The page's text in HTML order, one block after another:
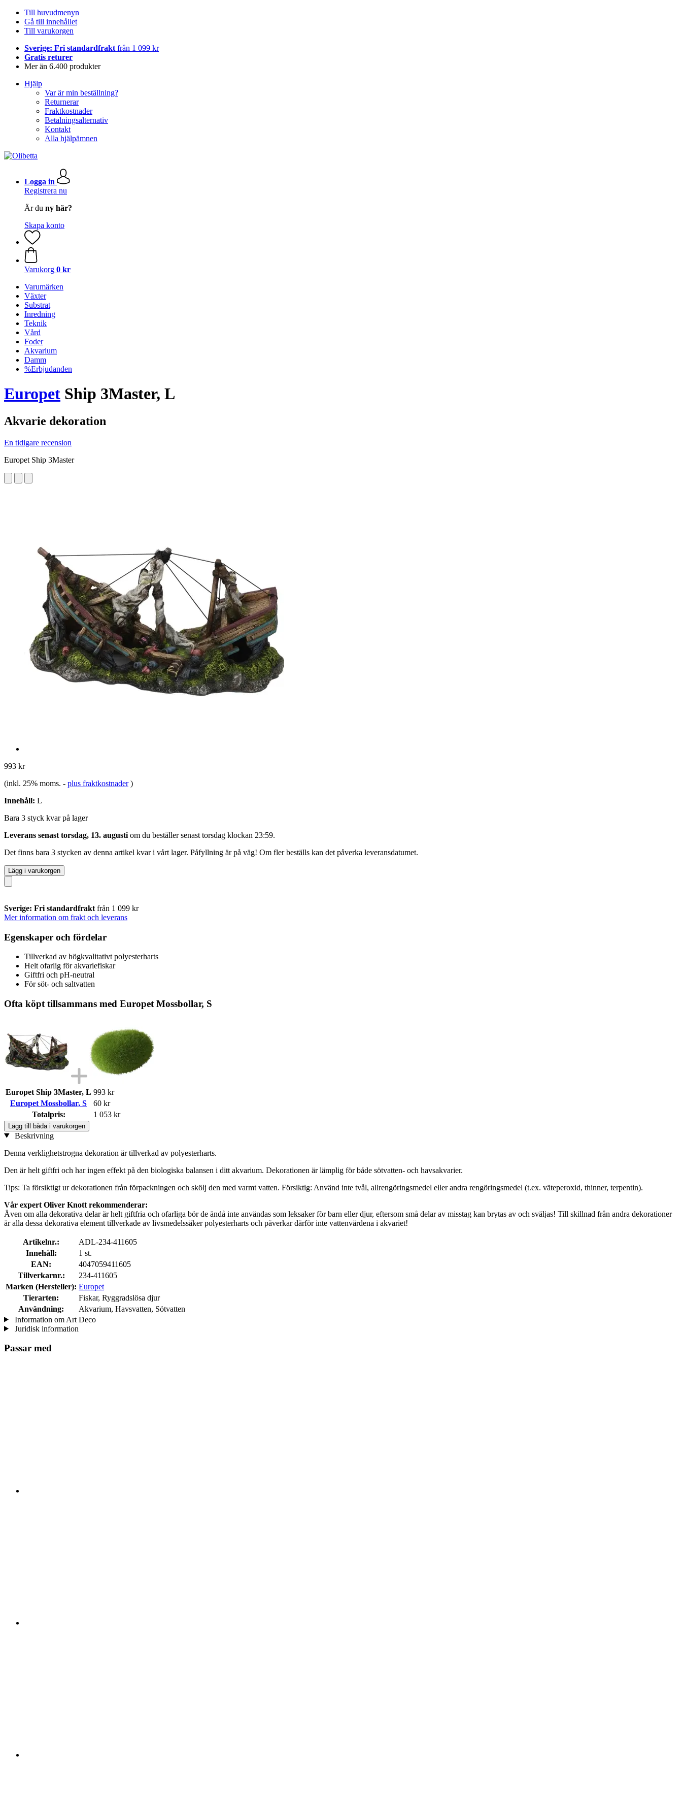
Till huvudmenyn
Gå till innehållet
Till varukorgen
Sverige: Fri standardfrakt från 1 099 kr
Gratis returer
Mer än 6.400 produkter
Hjälp
Var är min beställning?
Returnerar
Fraktkostnader
Betalningsalternativ
Kontakt
Alla hjälpämnen
Logga in
Registrera nu
Är du ny här?
Skapa konto
Varukorg 0 kr
Varumärken
Växter
Substrat
Inredning
Teknik
Vård
Foder
Akvarium
Damm
%Erbjudanden
Europet Ship 3Master, L
Akvarie dekoration
En tidigare recension
Europet Ship 3Master
993 kr
(inkl. 25% moms. - plus fraktkostnader )
Innehåll: L
Bara 3 styck kvar på lager
Leverans senast torsdag, 13. augusti om du beställer senast torsdag klockan 23:59.
Det finns bara 3 stycken av denna artikel kvar i vårt lager. Påfyllning är på väg! Om fler beställs kan det påverka leveransdatumet.
Lägg i varukorgen
Sverige: Fri standardfrakt från 1 099 kr
Mer information om frakt och leverans
Egenskaper och fördelar
Tillverkad av högkvalitativt polyesterharts
Helt ofarlig för akvariefiskar
Giftfri och pH-neutral
För söt- och saltvatten
Ofta köpt tillsammans med Europet Mossbollar, S
Europet Ship 3Master, L 993 kr
Europet Mossbollar, S
60 kr
Totalpris:
1 053 kr
Lägg till båda i varukorgen
Beskrivning
Denna verklighetstrogna dekoration är tillverkad av polyesterharts.
Den är helt giftfri och har ingen effekt på den biologiska balansen i ditt akvarium. Dekorationen är lämplig för både sötvatten- och havsakvarier.
Tips: Ta försiktigt ur dekorationen från förpackningen och skölj den med varmt vatten. Försiktig: Använd inte tvål, allrengöringsmedel eller andra rengöringsmedel (t.ex. väteperoxid, thinner, terpentin).
Vår expert Oliver Knott rekommenderar:
Även om alla dekorativa delar är helt giftfria och ofarliga bör de ändå inte användas som leksaker för barn eller djur, eftersom små delar av misstag kan brytas av och sväljas! Till skillnad från andra dekorationer
är alla dessa dekorativa element tillverkade av livsmedelssäker polyesterharts och påverkar därför inte vattenvärdena i akvariet!
Artikelnr.:
ADL-234-411605
Innehåll:
1 st.
EAN:
4047059411605
Tillverkarnr.:
234-411605
Marken (Hersteller): Europet
Tierarten:
Fiskar, Ryggradslösa djur
Användning:
Akvarium, Havsvatten, Sötvatten
Information om Art Deco
Juridisk information
Passar med